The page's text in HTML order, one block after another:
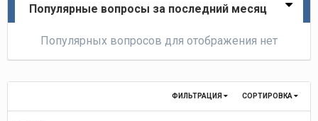
Популярные вопросы за последний месяц
Популярных вопросов для отображения нет
СОРТИРОВКА
ФИЛЬТРАЦИЯ